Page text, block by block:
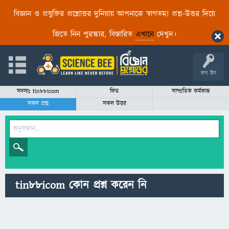
বিজ্ঞান ও প্রযুক্তির প্রশ্নোত্তর দুনিয়ায় আপনাকে স্বাগতম! প্রশ্ন-উত্তর দিয়ে
জিতে নিন পুরস্কার, বিস্তারিত এখানেদেখুন।
লগ ইন
সদস্যঃ tin88icom ফিড
সাম্প্রতিক কর্মকান্ড
সকল প্রশ্ন
সকল উত্তর
tin88icom কোন প্রশ্ন করেন নি